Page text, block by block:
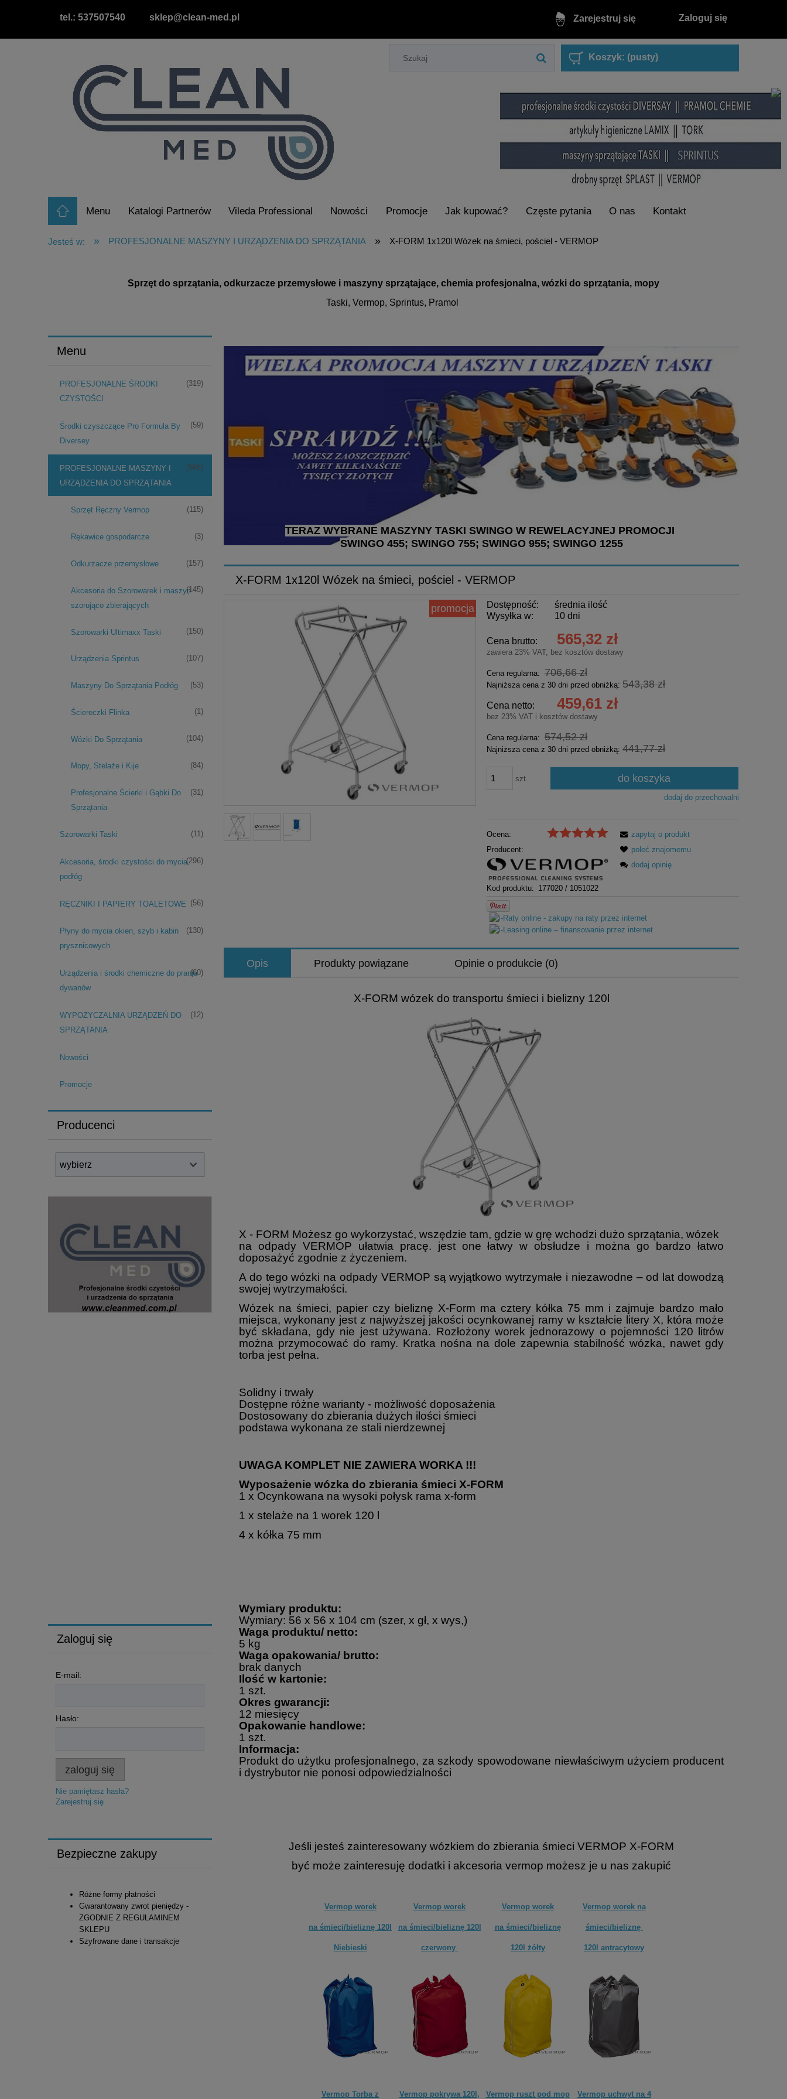
tel.: 537507540 sklep@clean-med.pl Zarejestruj się Zaloguj się
Koszyk: (pusty)
Menu Katalogi Partnerów Vileda Professional Nowości Promocje Jak kupować? Częste pytania O nas
Kontakt
Jesteś w: » PROFESJONALNE MASZYNY I URZĄDZENIA DO SPRZĄTANIA » X-FORM 1x120l Wózek na śmieci, pościel - VERMOP
Sprzęt do sprzątania, odkurzacze przemysłowe i maszyny sprzątające, chemia profesjonalna, wózki do sprzątania, mopy
Taski, Vermop, Sprintus, Pramol
Menu
PROFESJONALNE ŚRODKI
CZYSTOŚCI
(319)
Środki czyszczące Pro Formula By
Diversey
(59)
PROFESJONALNE MASZYNY I
URZĄDZENIA DO SPRZĄTANIA
(568)
Sprzęt Ręczny Vermop (115)
Rękawice gospodarcze (3)
Odkurzacze przemysłowe (157)
Akcesoria do Szorowarek i maszyn
szorująco zbierających
(145)
Szorowarki Ultimaxx Taski (150)
Urządzenia Sprintus (107)
Maszyny Do Sprzątania Podłóg (53)
Ściereczki Flinka (1)
Wózki Do Sprzątania (104)
Mopy, Stelaże i Kije (84)
Profesjonalne Ścierki i Gąbki Do
Sprzątania
(31)
Szorowarki Taski (11)
Akcesoria, środki czystości do mycia
podłóg
(296)
RĘCZNIKI I PAPIERY TOALETOWE (56)
Płyny do mycia okien, szyb i kabin
prysznicowych
(130)
Urządzenia i środki chemiczne do prania
dywanów
(60)
WYPOŻYCZALNIA URZĄDZEŃ DO
SPRZĄTANIA
(12)
Nowości
Promocje
Producenci
Zaloguj się
E-mail:
Hasło:
zaloguj się
Nie pamiętasz hasła?
Zarejestruj się
Bezpieczne zakupy
Różne formy płatności
Gwarantowany zwrot pieniędzy -
ZGODNIE Z REGULAMINEM
SKLEPU
Szyfrowane dane i transakcje
TERAZ WYBRANE MASZYNY TASKI SWINGO W REWELACYJNEJ PROMOCJI
SWINGO 455; SWINGO 755; SWINGO 955; SWINGO 1255
X-FORM 1x120l Wózek na śmieci, pościel - VERMOP
promocja Dostępność:
średnia ilość
Wysyłka w:
10 dni
Cena brutto: 565,32 zł
zawiera 23% VAT, bez kosztów dostawy
Cena regularna: 706,66 zł
Najniższa cena z 30 dni przed obniżką:543,38 zł
Cena netto: 459,61 zł
bez 23% VAT i kosztów dostawy
Cena regularna: 574,52 zł
Najniższa cena z 30 dni przed obniżką:441,77 zł
szt. do koszyka
dodaj do przechowalni
Ocena:
Producent:
Kod produktu: 177020 / 1051022
zapytaj o produkt
poleć znajomemu
dodaj opinię
Opis Produkty powiązane Opinie o produkcie (0)
X-FORM wózek do transportu śmieci i bielizny 120l
X - FORM Możesz go wykorzystać, wszędzie tam, gdzie w grę wchodzi dużo sprzątania, wózek
na odpady VERMOP ułatwia pracę. jest one łatwy w obsłudze i można go bardzo łatwo
doposażyć zgodnie z życzeniem.
A do tego wózki na odpady VERMOP są wyjątkowo wytrzymałe i niezawodne – od lat dowodzą
swojej wytrzymałości.
Wózek na śmieci, papier czy bieliznę X-Form ma cztery kółka 75 mm i zajmuje bardzo mało
miejsca, wykonany jest z najwyższej jakości ocynkowanej ramy w kształcie litery X, która może
być składana, gdy nie jest używana. Rozłożony worek jednorazowy o pojemności 120 litrów
można przymocować do ramy. Kratka nośna na dole zapewnia stabilność wózka, nawet gdy
torba jest pełna.
Solidny i trwały
Dostępne różne warianty - możliwość doposażenia
Dostosowany do zbierania dużych ilości śmieci
podstawa wykonana ze stali nierdzewnej
UWAGA KOMPLET NIE ZAWIERA WORKA !!!
Wyposażenie wózka do zbierania śmieci X-FORM
1 x Ocynkowana na wysoki połysk rama x-form
1 x stelaże na 1 worek 120 l
4 x kółka 75 mm
Wymiary produktu:
Wymiary: 56 x 56 x 104 cm (szer, x gł, x wys,)
Waga produktu/ netto:
5 kg
Waga opakowania/ brutto:
brak danych
Ilość w kartonie:
1 szt.
Okres gwarancji:
12 miesięcy
Opakowanie handlowe:
1 szt.
Informacja:
Produkt do użytku profesjonalnego, za szkody spowodowane niewłaściwym użyciem producent
i dystrybutor nie ponosi odpowiedzialności
Jeśli jesteś zainteresowany wózkiem do zbierania śmieci VERMOP X-FORM
być może zainteresuję dodatki i akcesoria vermop możesz je u nas zakupić
Vermop worek
na śmieci/bieliznę 120l
Niebieski
Vermop worek
na śmieci/bieliznę 120l
czerwony
Vermop worek
na śmieci/bieliznę
120l żółty
Vermop worek na
śmieci/bieliznę
120l antracytowy
Vermop Torba z Vermop pokrywa 120l, Vermop ruszt pod mop Vermop uchwyt na 4